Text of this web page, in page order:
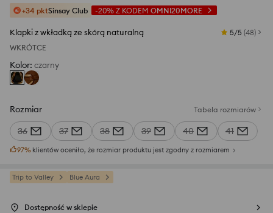
+34 pktSinsay Club -20% Z KODEM OMNI20MORE
Klapki z wkładką ze skórą naturalną 5/5 (48)
WKRÓTCE
Kolor: czarny
Rozmiar Tabela rozmiarów
36 37 38 39 40 41
97% klientów oceniło, że rozmiar produktu jest zgodny z rozmiarem
Trip to Valley Blue Aura
Dostępność w sklepie